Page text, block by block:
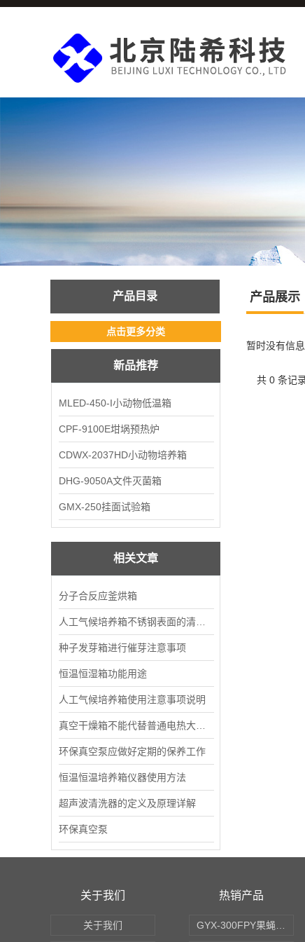
产品目录
点击更多分类
新品推荐
MLED-450-I小动物低温箱
CPF-9100E坩埚预热炉
CDWX-2037HD小动物培养箱
DHG-9050A文件灭菌箱
GMX-250挂面试验箱
相关文章
分子合反应釜烘箱
种子发芽箱进行催芽注意事项
恒温恒湿箱功能用途
人工气候培养箱使用注意事项说明
环保真空泵应做好定期的保养工作
恒温恒温培养箱仪器使用方法
超声波清洗器的定义及原理详解
环保真空泵
产品展示
暂时没有信息
共 0 条记
关于我们
关于我们
热销产品